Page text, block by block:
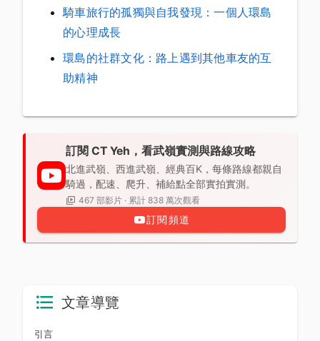
騎車旅行的孤獨與自我發現：一個人環島
的心理成長
環島的社群文化：路上遇到其他車友的互
助精神
訂閱 CT Yeh，看武嶺實測與路線攻略
北進武嶺、西進武嶺、經典百K，每條路線都親自
騎過，配速、爬升、補給點全部實拍實測。
467 部影片 · 累計 838 萬次觀看
訂閱頻道
文章導覽
引言